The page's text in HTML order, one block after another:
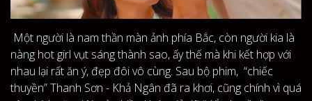
Một người là nam thần màn ảnh phía Bắc, còn người kia là
nàng hot girl vụt sáng thành sao, ấy thế mà khi kết hợp với
nhau lại rất ăn ý, đẹp đôi vô cùng. Sau bộ phim, “chiếc
thuyền” Thanh Sơn - Khả Ngân đã ra khơi, cũng chính vì quá